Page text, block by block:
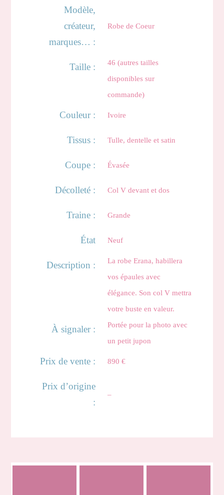
Modèle,
créateur,
marques… :
Robe de Coeur
Taille :
46 (autres tailles
disponibles sur
commande)
Couleur : Ivoire
Tissus : Tulle, dentelle et satin
Coupe : Évasée
Décolleté : Col V devant et dos
Traine : Grande
État Neuf
Description :
La robe Erana, habillera
vos épaules avec
élégance. Son col V mettra
votre buste en valeur.
À signaler :
Portée pour la photo avec
un petit jupon
Prix de vente : 890 €
Prix d’origine
:
–